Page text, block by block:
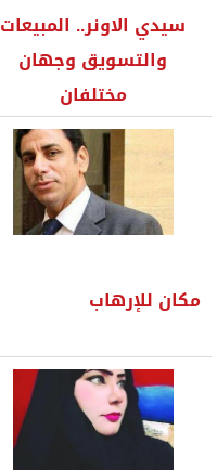
سيدي الاونر.. المبيعات
والتسويق وجهان
مختلفان
مكان للإرهاب